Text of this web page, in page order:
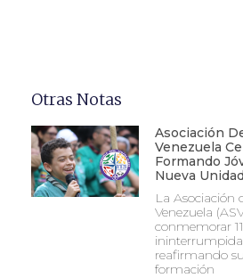
Otras Notas
Asociación
Venezuela
Formando
Nueva
La Asociación
Venezuela
conmemorar
ininterrumpida
reafirmando
formación